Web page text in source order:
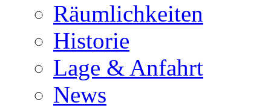
Räumlichkeiten
Historie
Lage & Anfahrt
News